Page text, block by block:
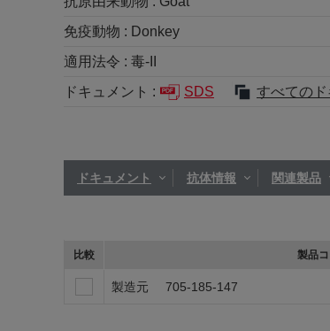
免疫動物 : Donkey
適用法令 : 毒-II
ドキュメント :
SDS すべての
ドキュメント 抗体情報 関連製品
比較 製品
製造元 705-185-147